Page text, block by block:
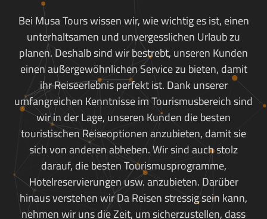
Bei Musa Tours wissen wir, wie wichtig es ist, einen
unterhaltsamen und unvergesslichen Urlaub zu
planen. Deshalb sind wir bestrebt, unseren Kunden
einen außergewöhnlichen Service zu bieten, damit
ihr Reiseerlebnis perfekt ist. Dank unserer
umfangreichen Kenntnisse im Tourismusbereich sind
wir in der Lage, unseren Kunden die besten
touristischen Reiseoptionen anzubieten, damit sie
sich von anderen abheben. Wir sind auch stolz
darauf, die besten Tourismusprogramme,
Hotelreservierungen usw. anzubieten. Darüber
hinaus verstehen wir Da Reisen stressig sein kann,
nehmen wir uns die Zeit, um sicherzustellen, dass